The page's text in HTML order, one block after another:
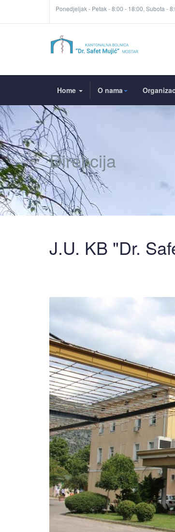
Ponedjeljak - Petak - 8:00 - 18:00, Subota -
Home O nama
Direkcija
J.U. KB "Dr.